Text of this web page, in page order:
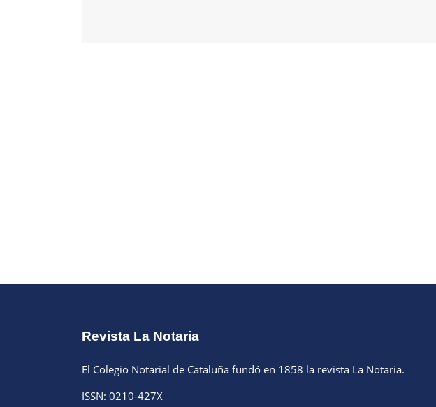
Revista La Notaria
El Colegio Notarial de Cataluña fundó en 1858 la revista La Notaria.
ISSN: 0210-427X